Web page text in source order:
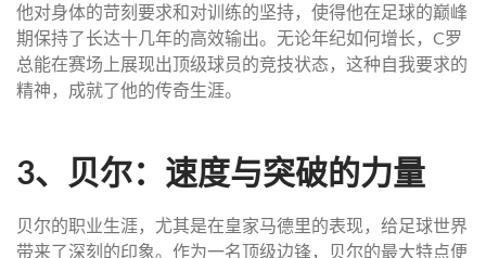
他对身体的苛刻要求和对训练的坚持，使得他在足球的巅峰
期保持了长达十几年的高效输出。无论年纪如何增长，C罗
总能在赛场上展现出顶级球员的竞技状态，这种自我要求的
精神，成就了他的传奇生涯。
3、贝尔：速度与突破的力量
贝尔的职业生涯，尤其是在皇家马德里的表现，给足球世界
带来了深刻的印象。作为一名顶级边锋，贝尔的最大特点便